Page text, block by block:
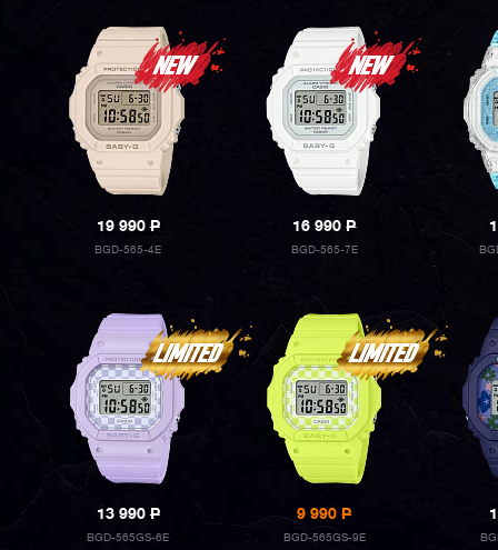
19 990P
BGD-565-4E
16 990P
BGD-565-7E
13 990P
BGD-565GS-6E
9 990P
BGD-565GS-9E